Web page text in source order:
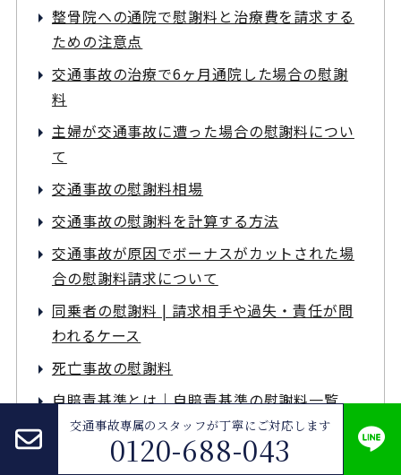
整骨院への通院で慰謝料と治療費を請求する
ための注意点
交通事故の治療で6ヶ月通院した場合の慰謝
料
主婦が交通事故に遭った場合の慰謝料につい
て
交通事故の慰謝料相場
交通事故の慰謝料を計算する方法
交通事故が原因でボーナスがカットされた場
合の慰謝料請求について
同乗者の慰謝料 | 請求相手や過失・責任が問
われるケース
死亡事故の慰謝料
自賠責基準とは｜自賠責基準の慰謝料一覧
交通事故の治療打ち切りを迫られたら弁護士
に相談してみよう
交通事故専属のスタッフが丁寧にご対応します
0120-688-043